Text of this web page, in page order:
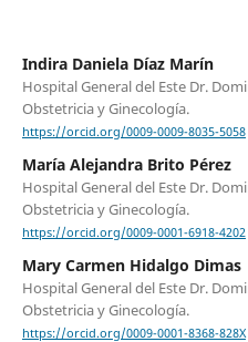
Indira Daniela Díaz Marín
Hospital General del Este Dr.
Obstetricia y Ginecología.
https://orcid.org/0009-0009-8035-5058
María Alejandra Brito Pérez
Hospital General del Este Dr.
Obstetricia y Ginecología.
https://orcid.org/0009-0001-6918-4202
Mary Carmen Hidalgo Dimas
Hospital General del Este Dr.
Obstetricia y Ginecología.
https://orcid.org/0009-0001-8368-828X